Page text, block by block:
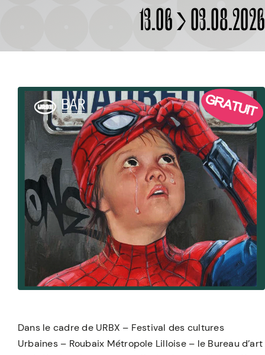
13.06 > 03.08.2026
Dans le cadre de URBX – Festival des cultures
Urbaines – Roubaix Métropole Lilloise – le Bureau d’art